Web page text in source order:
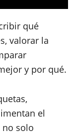
qué
valorar la
y por qué.
el
no solo